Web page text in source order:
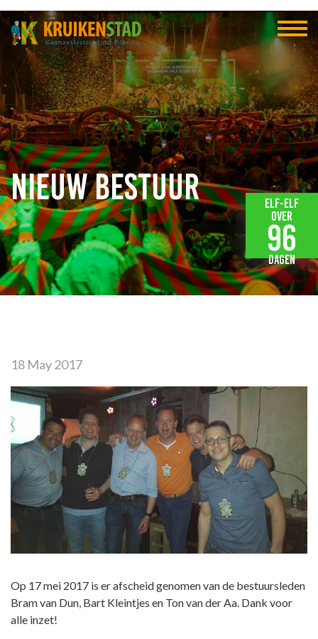
Nieuw bestuur
18 May 2017
Op 17 mei 2017 is er afscheid genomen van de bestuursleden
Bram van Dun, Bart Kleintjes en Ton van der Aa. Dank voor
alle inzet!
Elf-elf
over
96
dagen